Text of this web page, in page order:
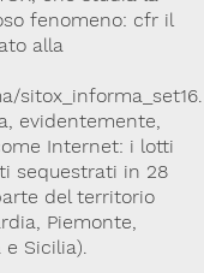
fenomeno: cfr il
alla
evidentemente,
Internet: i lotti
sequestrati in 28
del territorio
Piemonte,
e Sicilia).
Eventi
English
Archivio